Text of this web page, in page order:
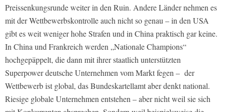
Preissenkungsrunde weiter in den Ruin. Andere Länder nehmen es
mit der Wettbewerbskontrolle auch nicht so genau – in den USA
gibt es weit weniger hohe Strafen und in China praktisch gar keine.
In China und Frankreich werden „Nationale Champions“
hochgepäppelt, die dann mit ihrer staatlich unterstützten
Superpower deutsche Unternehmen vom Markt fegen – der
Wettbewerb ist global, das Bundeskartellamt aber denkt national.
Riesige globale Unternehmen entstehen – aber nicht weil sie sich